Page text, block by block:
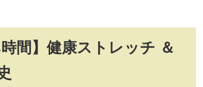
時間】健康ストレッチ ＆